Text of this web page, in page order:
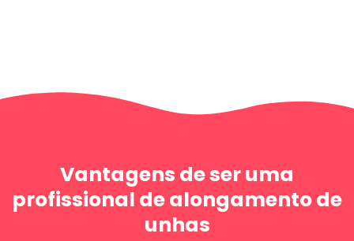
Vantagens de ser uma
profissional de alongamento de
unhas